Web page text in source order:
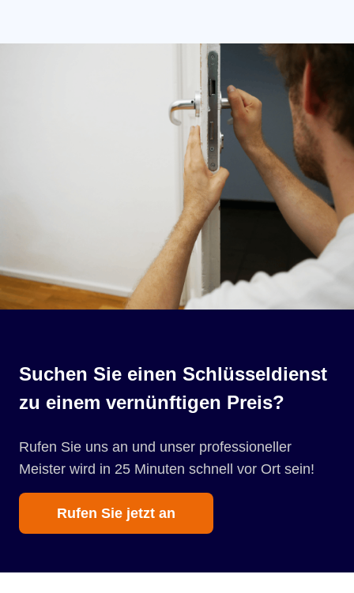
Suchen Sie einen Schlüsseldienst
zu einem vernünftigen Preis?
Rufen Sie uns an und unser professioneller
Meister wird in 25 Minuten schnell vor Ort sein!
Rufen Sie jetzt an